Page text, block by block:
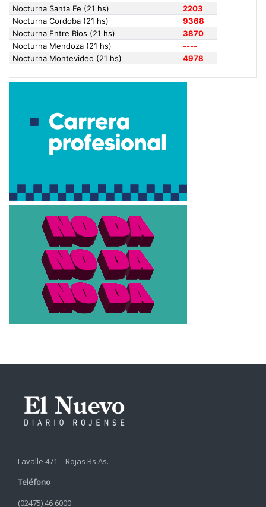
Lavalle 471 – Rojas Bs.As.
Teléfono
(02475) 46 6000